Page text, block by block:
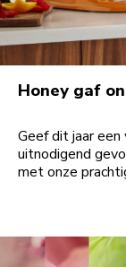
Honey gaf
Geef dit jaar
uitnodigend
met onze